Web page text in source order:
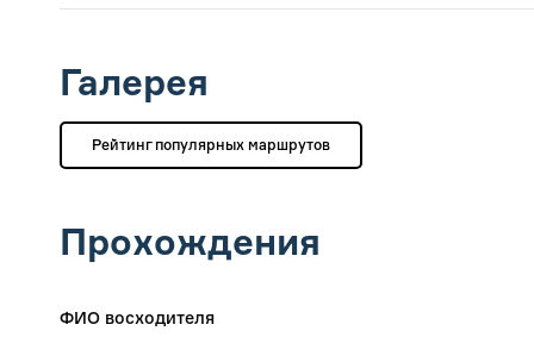
Галерея
Рейтинг популярных маршрутов
Прохождения
ФИО восходителя